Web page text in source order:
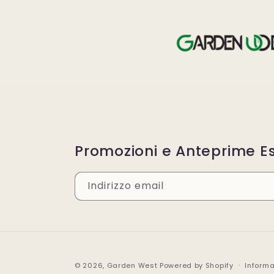
Promozioni e Anteprime
Indirizzo email
© 2026, Garden West Powered by Shopify